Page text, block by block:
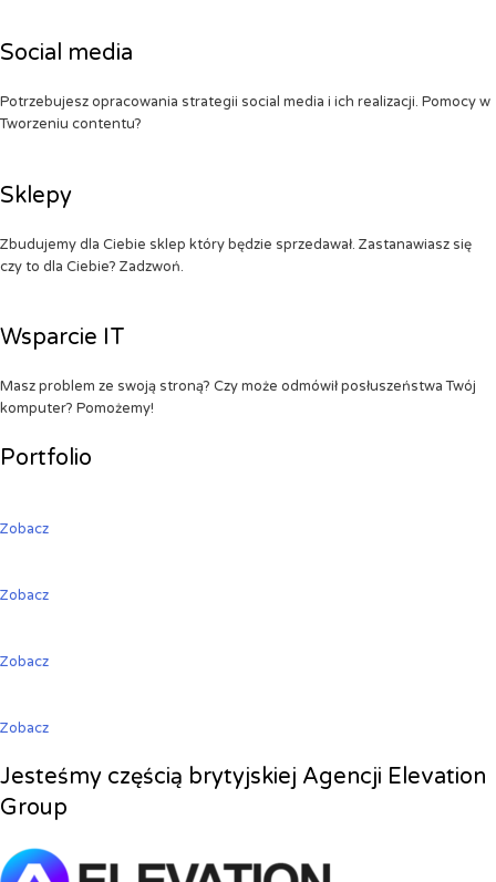
Social media
Potrzebujesz opracowania strategii social media i ich realizacji. Pomocy w
Tworzeniu contentu?
Sklepy
Zbudujemy dla Ciebie sklep który będzie sprzedawał. Zastanawiasz się
czy to dla Ciebie? Zadzwoń.
Wsparcie IT
Masz problem ze swoją stroną? Czy może odmówił posłuszeństwa Twój
komputer? Pomożemy!
Portfolio
Zobacz
Zobacz
Zobacz
Zobacz
Jesteśmy częścią brytyjskiej Agencji Elevation
Group